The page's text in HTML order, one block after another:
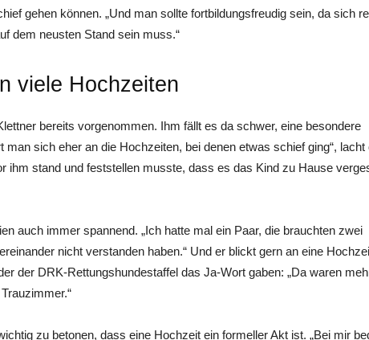
gehen können. „Und man sollte fortbildungsfreudig sein, da sich
dem neusten Stand sein muss.“
viele Hochzeiten
bereits vorgenommen. Ihm fällt es da schwer, eine besondere
man sich eher an die Hochzeiten, bei denen etwas schief ging“, lacht
ihm stand und feststellen musste, dass es das Kind zu Hause
auch immer spannend. „Ich hatte mal ein Paar, die brauchten zwei
nicht verstanden haben.“ Und er blickt gern an eine
der DRK-Rettungshundestaffel das Ja-Wort gaben: „Da waren
zu betonen, dass eine Hochzeit ein formeller Akt ist. „Bei mir